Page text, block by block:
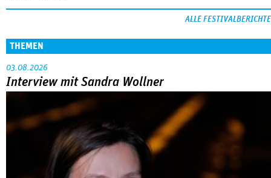
ALLE FESTIVALBERICHTE
THEMEN
03.08.2026
Interview mit Sandra Wollner